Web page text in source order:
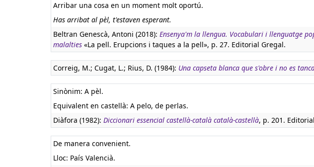
Arribar una cosa en un moment molt oportú.
Has arribat al pèl, t'estaven esperant.
Beltran Genescà, Antoni (2018): Ensenya'm la llengua. Vocabulari i llenguatge
malalties «La pell. Erupcions i taques a la pell», p. 27. Editorial Gregal.
Correig, M.; Cugat, L.; Rius, D. (1984): Una capseta blanca que s'obre i no es
Sinònim: A pèl.
Equivalent en castellà: A pelo, de perlas.
Diàfora (1982): Diccionari essencial castellà-català català-castellà, p. 201.
De manera convenient.
Lloc: País Valencià.